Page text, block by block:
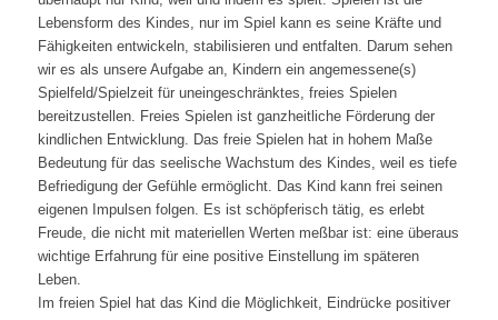
Lebensform des Kindes, nur im Spiel kann es seine Kräfte und
Fähigkeiten entwickeln, stabilisieren und entfalten. Darum sehen
wir es als unsere Aufgabe an, Kindern ein angemessene(s)
Spielfeld/Spielzeit für uneingeschränktes, freies Spielen
bereitzustellen. Freies Spielen ist ganzheitliche Förderung der
kindlichen Entwicklung. Das freie Spielen hat in hohem Maße
Bedeutung für das seelische Wachstum des Kindes, weil es tiefe
Befriedigung der Gefühle ermöglicht. Das Kind kann frei seinen
eigenen Impulsen folgen. Es ist schöpferisch tätig, es erlebt
Freude, die nicht mit materiellen Werten meßbar ist: eine überaus
wichtige Erfahrung für eine positive Einstellung im späteren
Leben.
Im freien Spiel hat das Kind die Möglichkeit, Eindrücke positiver